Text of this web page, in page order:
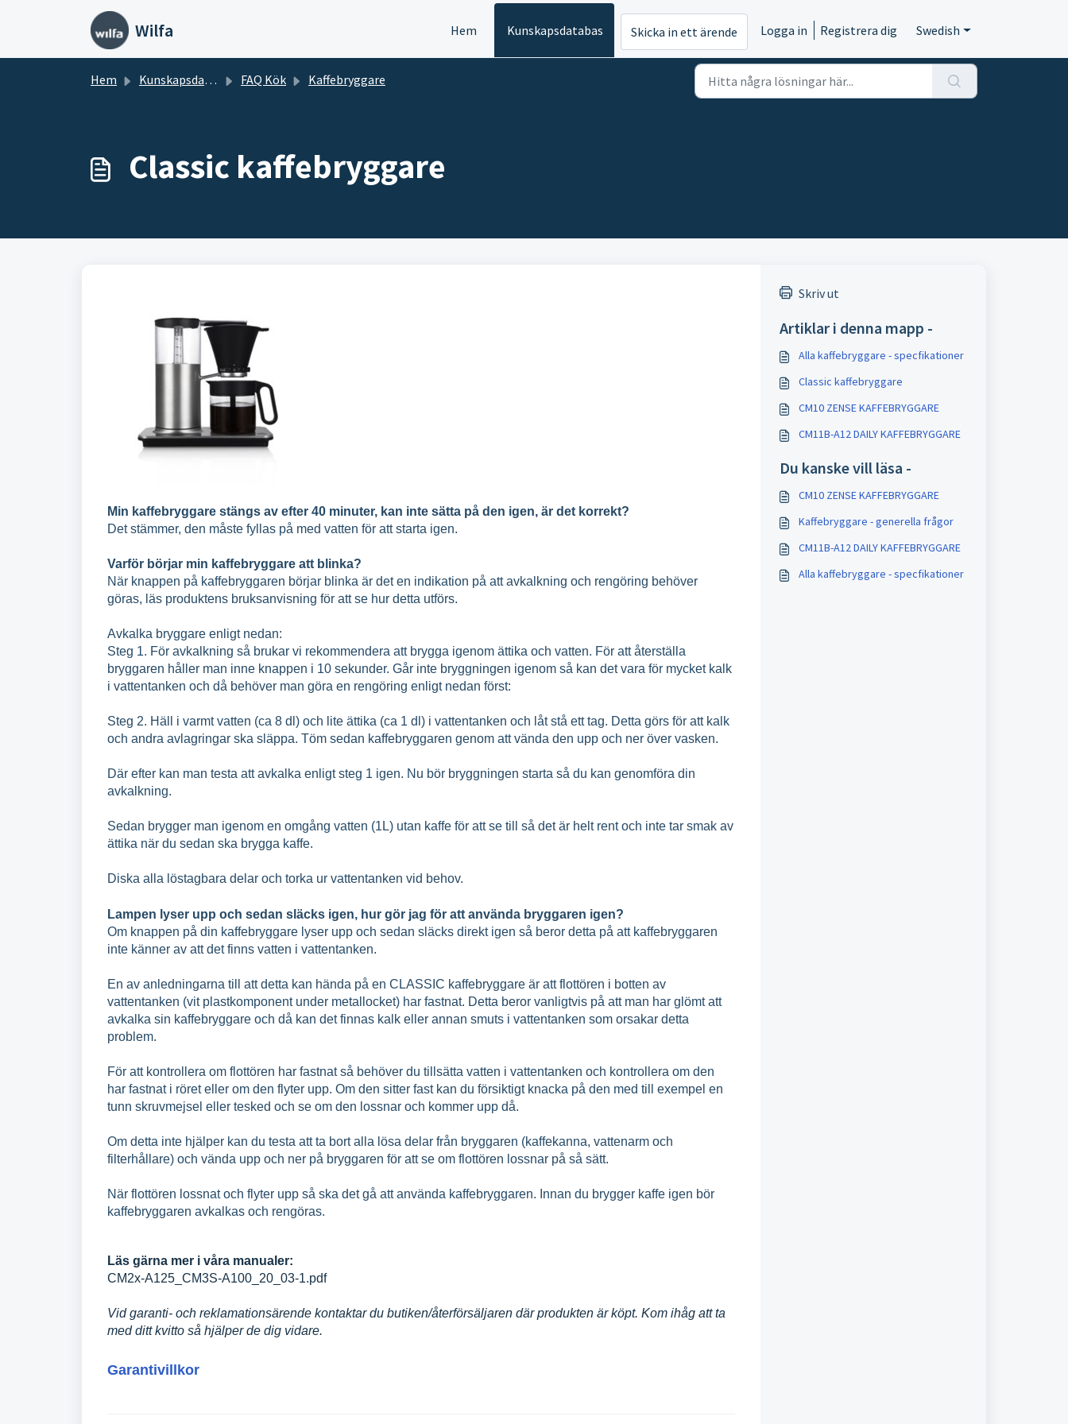
Hoppa över till huvudinnehåll
Wilfa Hem Kunskapsdatabas Skicka in ett ärende Logga in Registrera dig Swedish
Hem Kunskapsdatabas FAQ Kök Kaffebryggare
Classic kaffebryggare
Min kaffebryggare stängs av efter 40 minuter, kan inte sätta på den igen, är det korrekt?
Det stämmer, den måste fyllas på med vatten för att starta igen.
Varför börjar min kaffebryggare att blinka?
När knappen på kaffebryggaren börjar blinka är det en indikation på att avkalkning och rengöring behöver
göras, läs produktens bruksanvisning för att se hur detta utförs.
Avkalka bryggare enligt nedan:
Steg 1. För avkalkning så brukar vi rekommendera att brygga igenom ättika och vatten. För att återställa
bryggaren håller man inne knappen i 10 sekunder. Går inte bryggningen igenom så kan det vara för mycket kalk
i vattentanken och då behöver man göra en rengöring enligt nedan först:
Steg 2. Häll i varmt vatten (ca 8 dl) och lite ättika (ca 1 dl) i vattentanken och låt stå ett tag. Detta görs för att kalk
och andra avlagringar ska släppa. Töm sedan kaffebryggaren genom att vända den upp och ner över vasken.
Där efter kan man testa att avkalka enligt steg 1 igen. Nu bör bryggningen starta så du kan genomföra din
avkalkning.
Sedan brygger man igenom en omgång vatten (1L) utan kaffe för att se till så det är helt rent och inte tar smak av
ättika när du sedan ska brygga kaffe.
Diska alla löstagbara delar och torka ur vattentanken vid behov.
Lampen lyser upp och sedan släcks igen, hur gör jag för att använda bryggaren igen?
Om knappen på din kaffebryggare lyser upp och sedan släcks direkt igen så beror detta på att kaffebryggaren
inte känner av att det finns vatten i vattentanken.
En av anledningarna till att detta kan hända på en CLASSIC kaffebryggare är att flottören i botten av
vattentanken (vit plastkomponent under metallocket) har fastnat. Detta beror vanligtvis på att man har glömt att
avkalka sin kaffebryggare och då kan det finnas kalk eller annan smuts i vattentanken som orsakar detta
problem.
För att kontrollera om flottören har fastnat så behöver du tillsätta vatten i vattentanken och kontrollera om den
har fastnat i röret eller om den flyter upp. Om den sitter fast kan du försiktigt knacka på den med till exempel en
tunn skruvmejsel eller tesked och se om den lossnar och kommer upp då.
Om detta inte hjälper kan du testa att ta bort alla lösa delar från bryggaren (kaffekanna, vattenarm och
filterhållare) och vända upp och ner på bryggaren för att se om flottören lossnar på så sätt.
När flottören lossnat och flyter upp så ska det gå att använda kaffebryggaren. Innan du brygger kaffe igen bör
kaffebryggaren avkalkas och rengöras.
Läs gärna mer i våra manualer:
CM2x-A125_CM3S-A100_20_03-1.pdf
Vid garanti- och reklamationsärende kontaktar du butiken/återförsäljaren där produkten är köpt. Kom ihåg att ta
med ditt kvitto så hjälper de dig vidare.
Garantivillkor
Skriv ut
Artiklar i denna mapp -
Alla kaffebryggare - specfikationer
Classic kaffebryggare
CM10 ZENSE KAFFEBRYGGARE
CM11B-A12 DAILY KAFFEBRYGGARE
Du kanske vill läsa -
CM10 ZENSE KAFFEBRYGGARE
Kaffebryggare - generella frågor
CM11B-A12 DAILY KAFFEBRYGGARE
Alla kaffebryggare - specfikationer